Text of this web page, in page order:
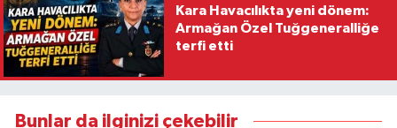
Kara Havacılıkta yeni dönem:
Armağan Özel Tuğgeneralliğe
terfi etti
Bunlar da ilginizi çekebilir